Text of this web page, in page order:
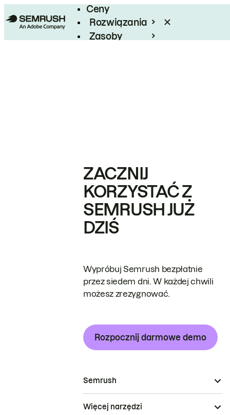
Ceny
Rozwiązania
Zasoby
ZACZNIJ
KORZYSTAĆ Z
SEMRUSH JUŻ
DZIŚ
Wypróbuj Semrush bezpłatnie
przez siedem dni. W każdej chwili
możesz zrezygnować.
Rozpocznij darmowe demo
Semrush
Więcej narzędzi